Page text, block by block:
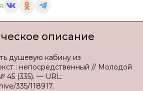
описание
душевую кабину из
: непосредственный // Молодой
(335). — URL:
335/118917.